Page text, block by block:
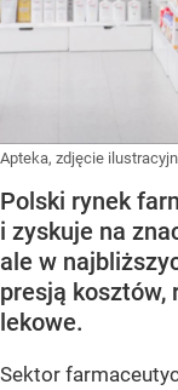
Apteka, zdjęcie
Polski rynek
i zyskuje na
ale w
presją kosztów,
lekowe.
Sektor